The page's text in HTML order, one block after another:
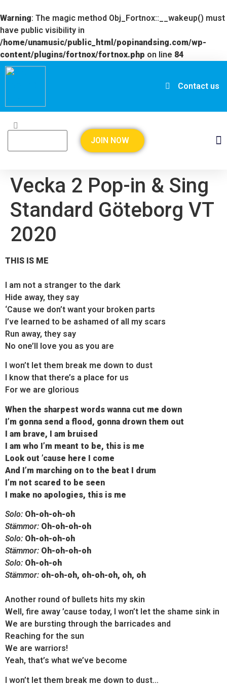
Warning: The magic method Obj_Fortnox::__wakeup() must
have public visibility in
/home/unamusic/public_html/popinandsing.com/wp-
content/plugins/fortnox/fortnox.php on line 84
Contact us
JOIN NOW
Vecka 2 Pop-in & Sing
Standard Göteborg VT
2020
THIS IS ME
I am not a stranger to the dark
Hide away, they say
‘Cause we don’t want your broken parts
I’ve learned to be ashamed of all my scars
Run away, they say
No one’ll love you as you are
I won’t let them break me down to dust
I know that there’s a place for us
For we are glorious
When the sharpest words wanna cut me down
I’m gonna send a flood, gonna drown them out
I am brave, I am bruised
I am who I’m meant to be, this is me
Look out ’cause here I come
And I’m marching on to the beat I drum
I’m not scared to be seen
I make no apologies, this is me
Solo: Oh-oh-oh-oh
Stämmor: Oh-oh-oh-oh
Solo: Oh-oh-oh-oh
Stämmor: Oh-oh-oh-oh
Solo: Oh-oh-oh
Stämmor: oh-oh-oh, oh-oh-oh, oh, oh
Another round of bullets hits my skin
Well, fire away ’cause today, I won’t let the shame sink in
We are bursting through the barricades and
Reaching for the sun
We are warriors!
Yeah, that’s what we’ve become
I won’t let them break me down to dust…